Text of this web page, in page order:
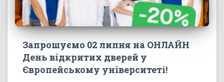
Запрошуємо 02 липня на ОНЛАЙН
День відкритих дверей у
Європейському університеті!